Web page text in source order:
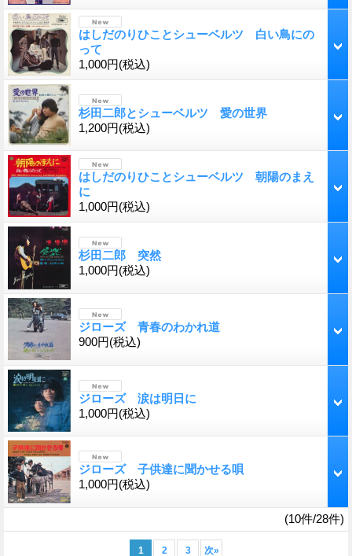
はしだのりひことシューベルツ 白い鳥にの
って
1,000円(税込)
杉田二郎とシューベルツ 愛の世界
1,200円(税込)
はしだのりひことシューベルツ 朝陽のまえ
に
1,000円(税込)
杉田二郎 突然
1,000円(税込)
ジローズ 青春のわかれ道
900円(税込)
ジローズ 涙は明日に
1,000円(税込)
ジローズ 子供達に聞かせる唄
1,000円(税込)
(10件/28件)
1 2 3 次»